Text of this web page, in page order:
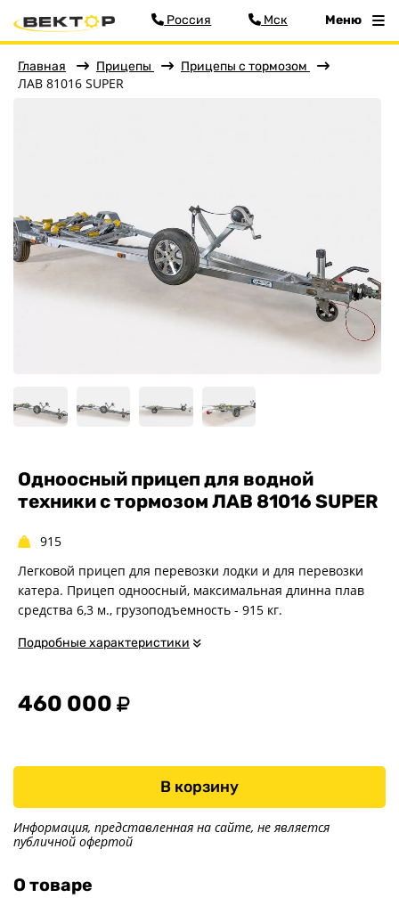
Меню
Главная
Бортовые
Одноосные
Прицепы для гидроциклов
Прицеп для лодки ПВХ
Прицепы для перевозки
спецтехники
Прицепы для мотоциклов
Прицепы для лодки РИБ
Прицепы для ПВХ Ротан
Прицепы для перевозки
Россия Мск Меню
Главная Прицепы Прицепы с тормозом
ЛАВ 81016 SUPER
Одноосный прицеп для водной
техники с тормозом ЛАВ 81016 SUPER
915
Легковой прицеп для перевозки лодки и для перевозки
катера. Прицеп одноосный, максимальная длинна плав
средства 6,3 м., грузоподъемность - 915 кг.
Подробные характеристики
460 000
В корзину
Информация, представленная на сайте, не является
публичной офертой
О товаре